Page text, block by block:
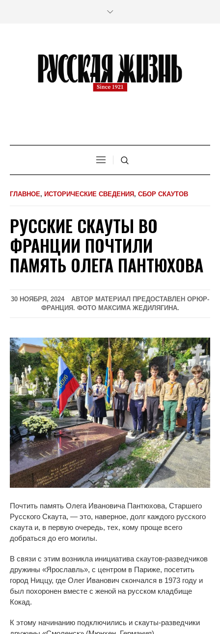
ГЛАВНОЕ, ИСТОРИЧЕСКИЕ СВЕДЕНИЯ , СБОР СКАУТОВ
РУССКИЕ СКАУТЫ ВО
ФРАНЦИИ ПОЧТИЛИ
ПАМЯТЬ ОЛЕГА ПАНТЮХОВА
30 НОЯБРЯ, 2024
АВТОР МАТЕРИАЛ ПРЕДОСТАВЛЕН ОРЮР-
ФРАНЦИЯ. ФОТО МАКСИМА ЖЕДИЛЯГИНА.
Почтить память Олега Ивановича Пантюхова, Старшего
Русского Скаута, — это, наверное, долг каждого русского
скаута и, в первую очередь, тех, кому проще всего
добраться до его могилы.
В связи с этим возникла инициатива скаутов-разведчиков
дружины «Ярославль», с центром в Париже, посетить
город Ниццу, где Олег Иванович скончался в 1973 году и
был похоронен вместе с женой на русском кладбище
Кокад.
К этому начинанию подключились и скауты-разведчики